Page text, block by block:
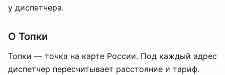
у диспетчера.
О Топки
Топки — точка на карте России. Под каждый адрес
диспетчер пересчитывает расстояние и тариф.